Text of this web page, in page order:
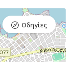
Οδηγίες